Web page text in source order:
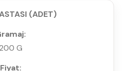
(ADET)
G